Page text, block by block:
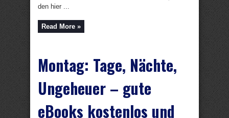
den hier ...
Read More »
Montag: Tage, Nächte,
Ungeheuer – gute
eBooks kostenlos und